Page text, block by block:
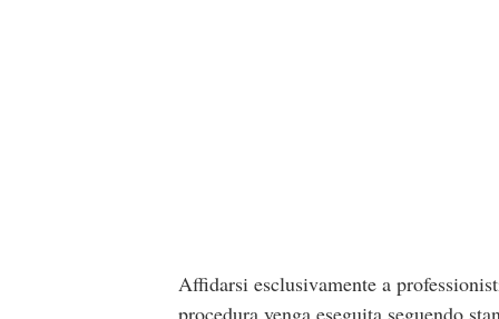
Affidarsi esclusivamente a
procedura venga eseguita seguendo